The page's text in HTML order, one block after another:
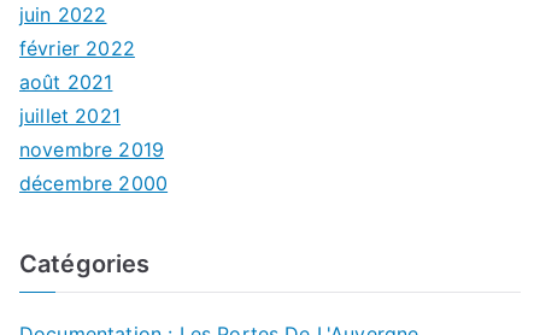
juin 2022
février 2022
août 2021
juillet 2021
novembre 2019
décembre 2000
Catégories